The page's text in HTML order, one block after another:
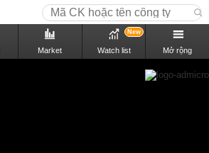
Market Watch list
New
Mở rộng